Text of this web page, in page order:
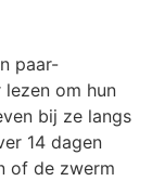
paar-
om hun
bij ze langs
14 dagen
of de zwerm